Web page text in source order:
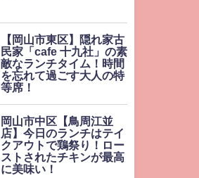
【岡山市東区】隠れ家古
民家「cafe 十九社」の素
敵なランチタイム！時間
を忘れて過ごす大人の特
等席！
岡山市中区【鳥周江並
店】今日のランチはテイ
クアウトで鶏祭り！ロー
ストされたチキンが最高
に美味い！